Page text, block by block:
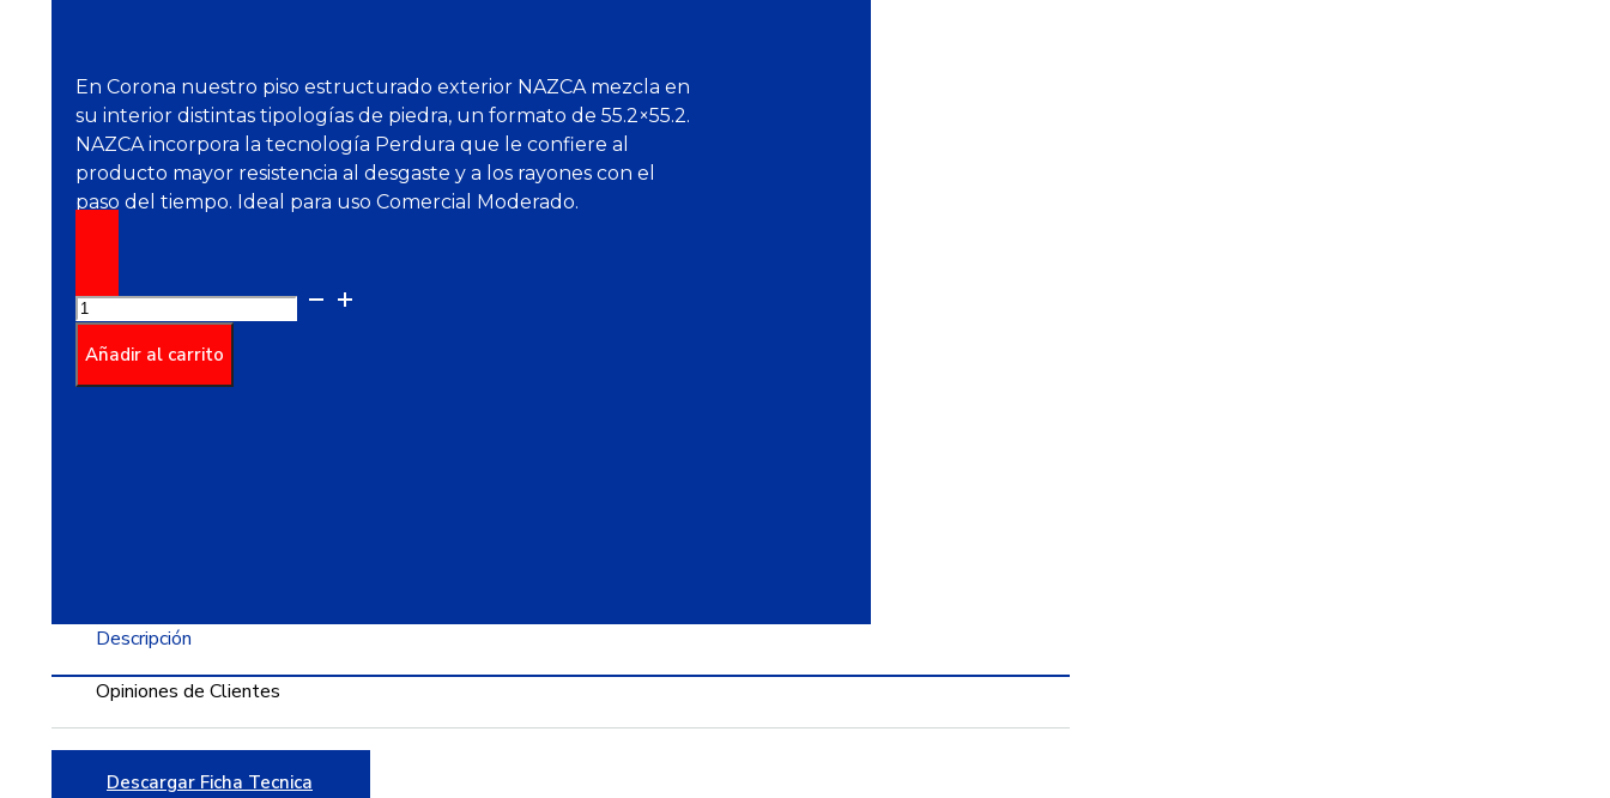
En Corona nuestro piso estructurado exterior NAZCA mezcla en
su interior distintas tipologías de piedra, un formato de 55.2×55.2.
NAZCA incorpora la tecnología Perdura que le confiere al
producto mayor resistencia al desgaste y a los rayones con el
paso del tiempo. Ideal para uso Comercial Moderado.
Piso
Nazca
Multicolor
Caras
Añadir al carrito
Descripción
Opiniones de Clientes
Descargar Ficha Tecnica